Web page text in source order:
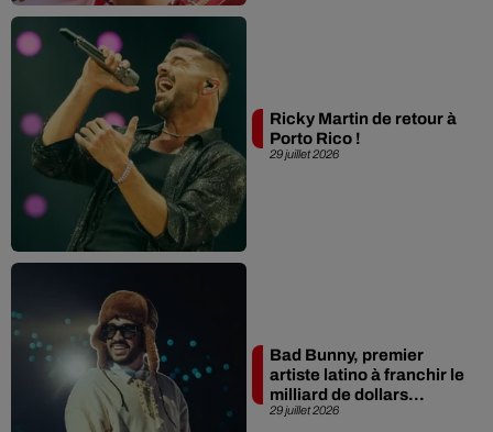
29 juillet 2026
Ricky Martin de retour à
Porto Rico !
29 juillet 2026
Bad Bunny, premier
artiste latino à franchir le
milliard de dollars...